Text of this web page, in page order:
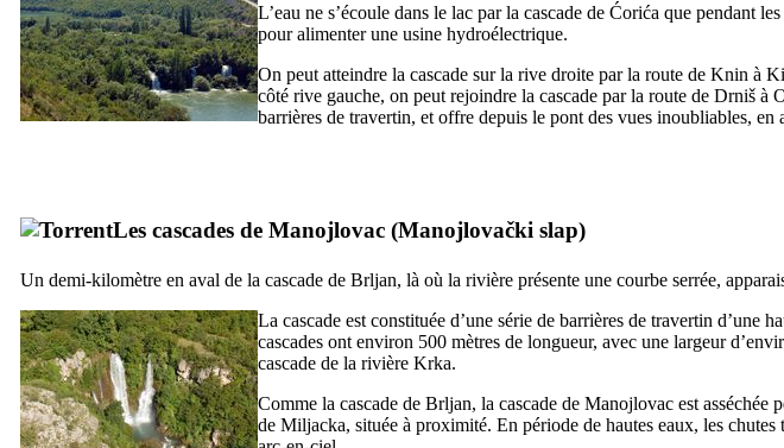
L’eau ne s’écoule dans le lac par la cascade de Ćorića que pendant
pour alimenter une usine hydroélectrique.
On peut atteindre la cascade sur la rive droite par la route de Knin à
côté rive gauche, on peut rejoindre la cascade par la route de Drniš à
barrières de travertin, et offre depuis le pont des vues inoubliables,
Les cascades de Manojlovac (Manojlovački slap)
Un demi-kilomètre en aval de la cascade de Brljan, là où la rivière présente une courbe serrée,
La cascade est constituée d’une série de barrières de travertin d’une
cascades ont environ 500 mètres de longueur, avec une largeur
cascade de la rivière Krka.
Comme la cascade de Brljan, la cascade de Manojlovac est asséchée
de Miljacka, située à proximité. En période de hautes eaux, les